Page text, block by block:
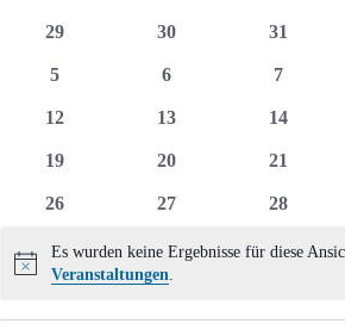
von
Veranstaltungen
0
29
0
30
0
31
0
5
0
6
0
7
0
12
0
13
0
14
0
19
0
20
0
21
0
26
0
27
0
28
Hinweis
Es wurden keine Ergebnisse für diese
Veranstaltungen.